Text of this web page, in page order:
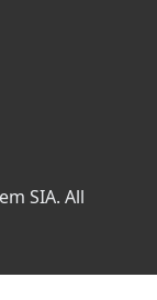
SIA. All